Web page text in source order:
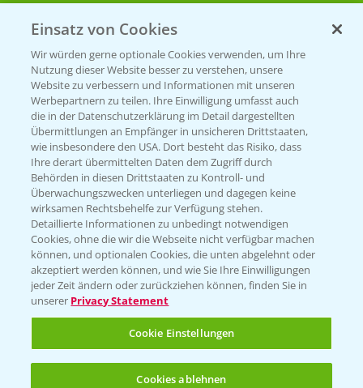
Beratung auf WhatsApp
T.+49 (0)174 346 564 1
KONTAKT
Hilfe in Notfällen
T.+49 (0)214/30-20220
Folgen Sie uns
Einsatz von Cookies
Wir würden gerne optionale Cookies verwenden, um Ihre
Nutzung dieser Website besser zu verstehen, unsere
Website zu verbessern und Informationen mit unseren
Werbepartnern zu teilen. Ihre Einwilligung umfasst auch
die in der Datenschutzerklärung im Detail dargestellten
Übermittlungen an Empfänger in unsicheren Drittstaaten,
wie insbesondere den USA. Dort besteht das Risiko, dass
Ihre derart übermittelten Daten dem Zugriff durch
Behörden in diesen Drittstaaten zu Kontroll- und
Überwachungszwecken unterliegen und dagegen keine
wirksamen Rechtsbehelfe zur Verfügung stehen.
Detaillierte Informationen zu unbedingt notwendigen
Cookies, ohne die wir die Webseite nicht verfügbar machen
können, und optionalen Cookies, die unten abgelehnt oder
akzeptiert werden können, und wie Sie Ihre Einwilligungen
jeder Zeit ändern oder zurückziehen können, finden Sie in
unserer Privacy Statement
Cookie Einstellungen
Cookies ablehnen